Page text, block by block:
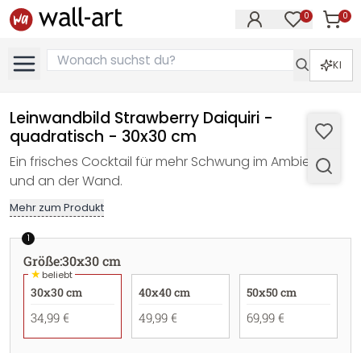
0 0
KI
Leinwandbild Strawberry Daiquiri -
quadratisch - 30x30 cm
Ein frisches Cocktail für mehr Schwung im Ambiente
und an der Wand.
Mehr zum Produkt
1
Größe:30x30 cm
★beliebt
30x30 cm
34,99 €
40x40 cm
49,99 €
50x50 cm
69,99 €